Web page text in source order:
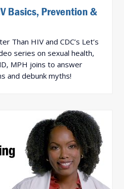
Basics, Prevention &
Than HIV and CDC’s Let’s
series on sexual health,
MPH joins to answer
and debunk myths!